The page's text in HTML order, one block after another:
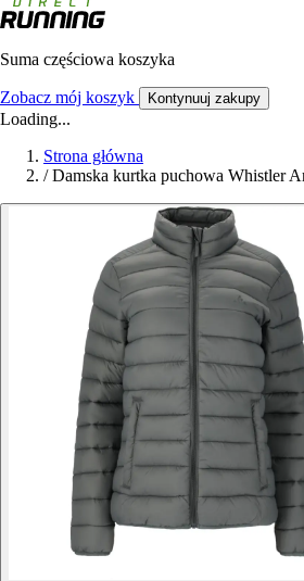
Suma częściowa koszyka
Zobacz mój koszyk Kontynuuj zakupy
Loading...
Strona główna
/ Damska kurtka puchowa Whistler